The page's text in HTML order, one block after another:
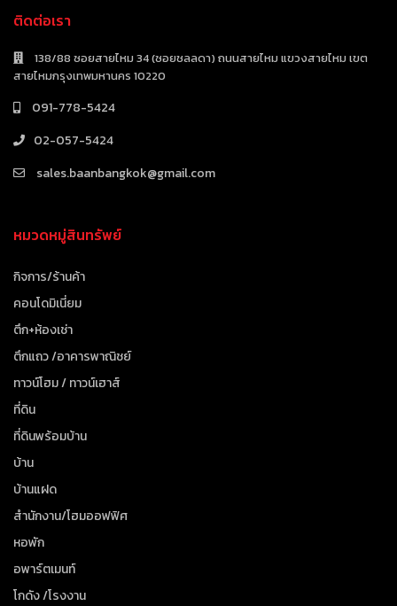
ติดต่อเรา
138/88 ซอยสายไหม 34 (ซอยชลลดา) ถนนสายไหม แขวงสายไหม เขต
สายไหมกรุงเทพมหานคร 10220
091-778-5424
02-057-5424
sales.baanbangkok@gmail.com
หมวดหมู่สินทรัพย์
กิจการ/ร้านค้า
คอนโดมิเนี่ยม
ตึก+ห้องเช่า
ตึกแถว /อาคารพาณิชย์
ทาวน์โฮม / ทาวน์เฮาส์
ที่ดิน
ที่ดินพร้อมบ้าน
บ้าน
บ้านแฝด
สำนักงาน/โฮมออฟฟิศ
หอพัก
อพาร์ตเมนท์
โกดัง /โรงงาน